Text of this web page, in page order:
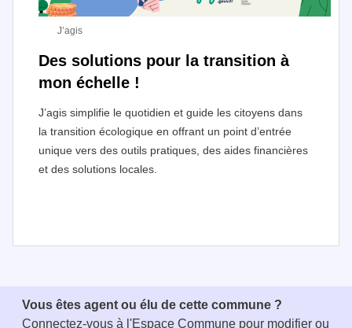
Des solutions pour la transition à
mon échelle !
J’agis simplifie le quotidien et guide les citoyens dans
la transition écologique en offrant un point d’entrée
unique vers des outils pratiques, des aides financières
et des solutions locales.
J’agis
Vous êtes agent ou élu de cette commune ?
Connectez-vous à l'Espace Commune pour modifier ou